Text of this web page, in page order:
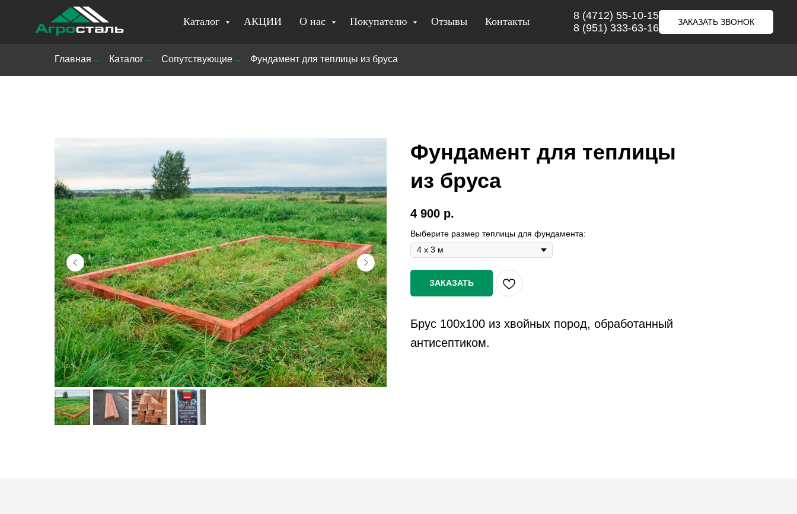
Каталог АКЦИИ О нас Покупателю Отзывы Контакты
8 (4712) 55-10-15
8 (951) 333-63-16
ЗАКАЗАТЬ ЗВОНОК
Главная → Каталог→ Сопутствующие→ Фундамент для теплицы из бруса
Фундамент для теплицы
из бруса
4 900 р.
Выберите размер теплицы для фундамента:
ЗАКАЗАТЬ
Брус 100х100 из хвойных пород, обработанный
антисептиком.